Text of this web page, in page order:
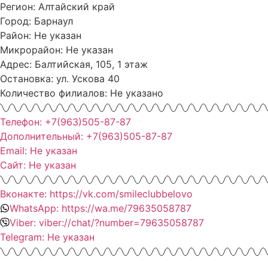
Регион: Алтайский край
Город: Барнаул
Район: Не указан
Микрорайон: Не указан
Адрес: Балтийская, 105, 1 этаж
Остановка: ул. Ускова 40
Количество филиалов: Не указано
Телефон: +7(963)505-87-87
Дополнительный: +7(963)505-87-87
Email: Не указан
Сайт: Не указан
Вконакте: https://vk.com/smileclubbelovo
WhatsApp: https://wa.me/79635058787
Viber: viber://chat/?number=79635058787
Telegram: Не указан